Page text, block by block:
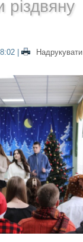
| Надрукувати